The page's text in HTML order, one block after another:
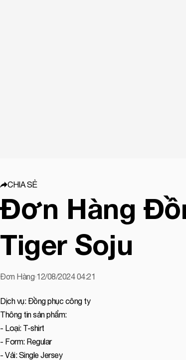
CHIA SẺ
Đơn Hàng
Tiger Soju
Đơn Hàng 12/08/2024 04:21
Dịch vụ: Đồng phục công ty
Thông tin sản phẩm:
- Loại: T-shirt
- Form: Regular
- Vải: Single Jersey